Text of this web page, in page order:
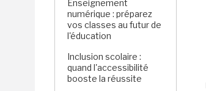
Enseignement
numérique : préparez
vos classes au futur de
l'éducation
Inclusion scolaire :
quand l'accessibilité
booste la réussite